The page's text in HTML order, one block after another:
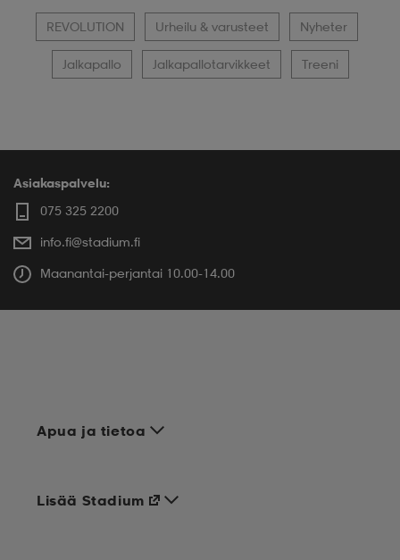
REVOLUTION Urheilu & varusteet Nyheter
Jalkapallo Jalkapallotarvikkeet Treeni
Asiakaspalvelu:
075 325 2200
info.fi@stadium.fi
Maanantai-perjantai 10.00-14.00
Apua ja tietoa
Lisää Stadium